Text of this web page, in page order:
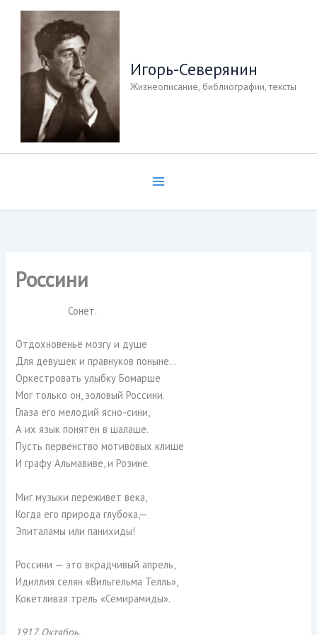
Перейти
содержимому
Игорь-Северянин
Жизнеописание, библиографии, тексты
Россини
Сонет.
Отдохновенье мозгу и душе
Для девушек и правнуков поныне…
Оркестровать улыбку Бомарше
Мог только он, эоловый Россини.
Глаза его мелодий ясно-сини,
А их язык понятен в шалаше.
Пусть первенство мотивовых клише
И графу Альмавиве, и Розине.
Миг музыки переживет века,
Когда его природа глубока,—
Эпиталамы или панихиды!
Россини — это вкрадчивый апрель,
Идиллия селян «Вильгельма Телль»,
Кокетливая трель «Семирамиды».
1917. Октябрь.